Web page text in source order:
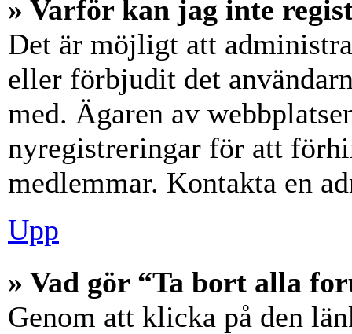
» Varför kan jag inte
Det är möjligt att
eller förbjudit det
med. Ägaren av
nyregistreringar för att
medlemmar. Kontakta en
Upp
» Vad gör “Ta bort alla
Genom att klicka på den